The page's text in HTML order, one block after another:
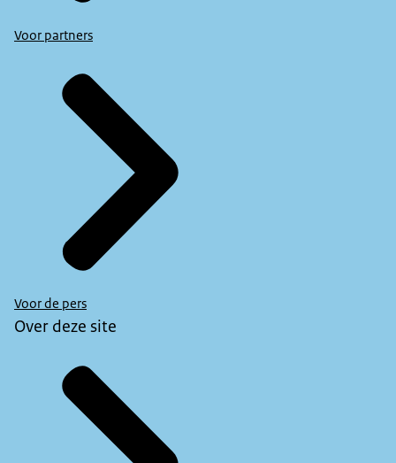
Voor partners
Voor de pers
Over deze site